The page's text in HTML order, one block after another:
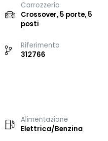
Carrozzeria
Crossover, 5 porte, 5
posti
Riferimento
312766
Alimentazione
Elettrica/Benzina